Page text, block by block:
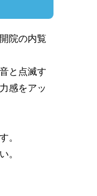
院の内覧
と点滅す
感をアッ
。
。